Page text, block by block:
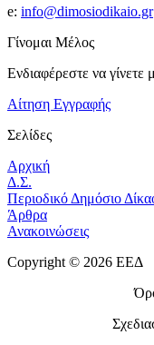
e: info@dimosiodikaio.gr
Γίνομαι Μέλος
Ενδιαφέρεστε να
Αίτηση Εγγραφής
Σελίδες
Αρχική
Δ.Σ.
Περιοδικό Δημόσιο
Άρθρα
Ανακοινώσεις
Copyright © 2026 ΕΕΔ